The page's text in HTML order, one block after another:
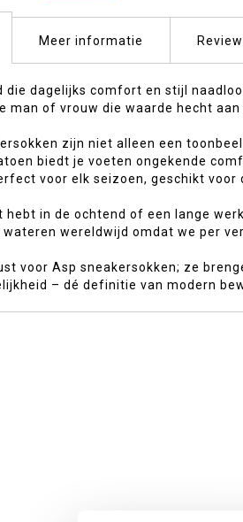
die dagelijks comfort en stijl
man of vrouw die waarde hecht
zijn niet alleen een
biedt je voeten ongekende
voor elk seizoen, geschikt voor
hebt in de ochtend of een lange
wereldwijd omdat we per
voor Asp sneakersokken; ze
– dé definitie van modern
Meer informatie